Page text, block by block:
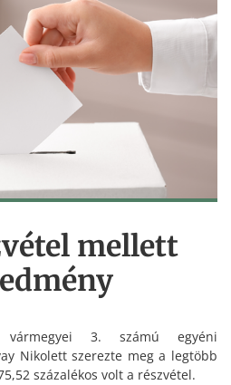
mellett
vármegyei 3. számú egyéni
Nikolett szerezte meg a legtöbb
százalékos volt a részvétel.